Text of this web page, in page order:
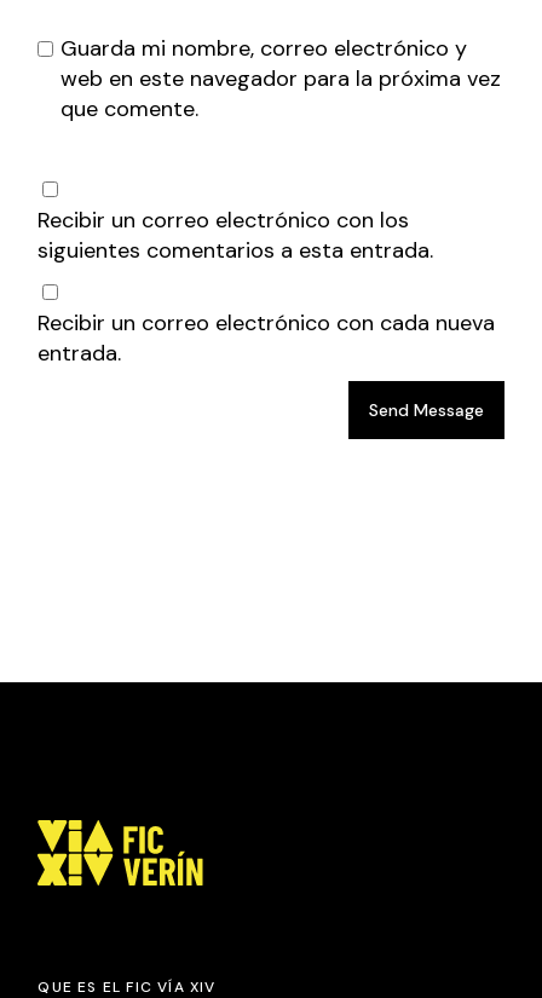
Guarda mi nombre, correo electrónico y
web en este navegador para la próxima vez
que comente.
Recibir un correo electrónico con los
siguientes comentarios a esta entrada.
Recibir un correo electrónico con cada nueva
entrada.
Send Message
QUE ES EL FIC VÍA XIV